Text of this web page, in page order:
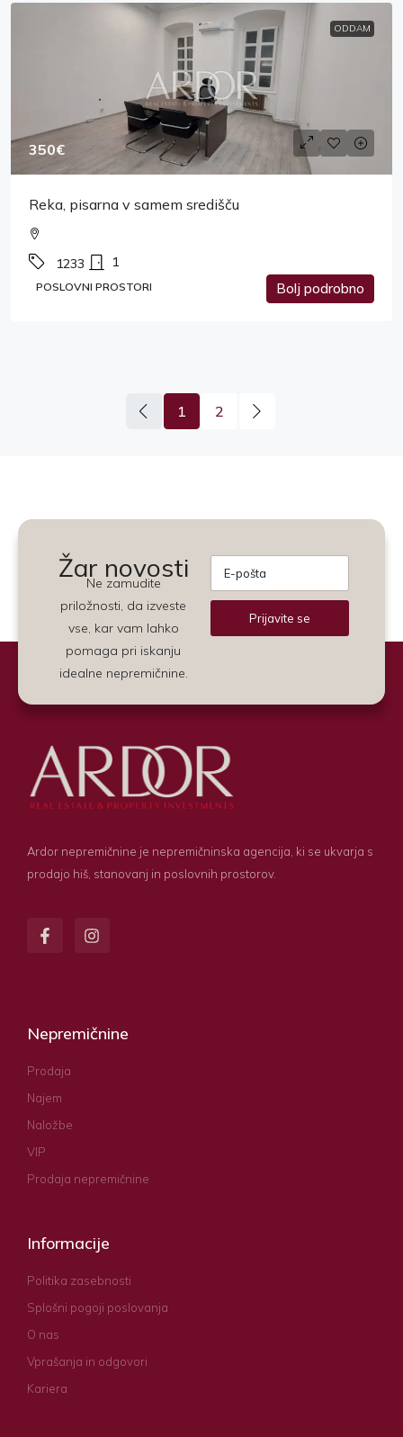
ODDAM
350€
Reka, pisarna v samem središču
1233 1
POSLOVNI PROSTORI Bolj podrobno
1 2
Žar novosti
Ne zamudite
priložnosti, da izveste
vse, kar vam lahko
pomaga pri iskanju
idealne nepremičnine.
Prijavite se
Ardor nepremičnine je nepremičninska agencija, ki se ukvarja s
prodajo hiš, stanovanj in poslovnih prostorov.
Nepremičnine
Prodaja
Najem
Naložbe
VIP
Prodaja nepremičnine
Informacije
Politika zasebnosti
Splošni pogoji poslovanja
O nas
Vprašanja in odgovori
Kariera